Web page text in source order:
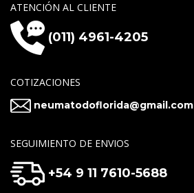
ATENCIÓN AL CLIENTE
(011) 4961-4205
COTIZACIONES
neumatodoflorida@gmail.com
SEGUIMIENTO DE ENVIOS
+54 9 11 7610-5688